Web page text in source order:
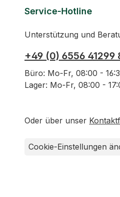
Service-Hotline
Unterstützung und
+49 (0) 6556 41299
Büro: Mo-Fr, 08:00 -
Lager: Mo-Fr, 08:00 -
Oder über unser
Cookie-Einstellungen